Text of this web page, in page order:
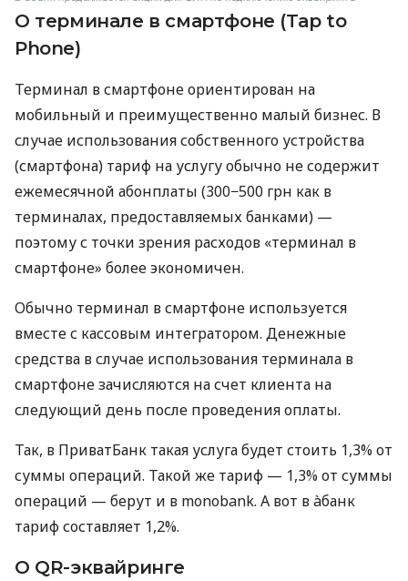
О терминале в смартфоне (Tap to
Phone)
Терминал в смартфоне ориентирован на
мобильный и преимущественно малый бизнес. В
случае использования собственного устройства
(смартфона) тариф на услугу обычно не содержит
ежемесячной абонплаты (300−500 грн как в
терминалах, предоставляемых банками) —
поэтому с точки зрения расходов «терминал в
смартфоне» более экономичен.
Обычно терминал в смартфоне используется
вместе с кассовым интегратором. Денежные
средства в случае использования терминала в
смартфоне зачисляются на счет клиента на
следующий день после проведения оплаты.
Так, в ПриватБанк такая услуга будет стоить 1,3% от
суммы операций. Такой же тариф — 1,3% от суммы
операций — берут и в monobank. А вот в àбанк
тариф составляет 1,2%.
О QR-эквайринге